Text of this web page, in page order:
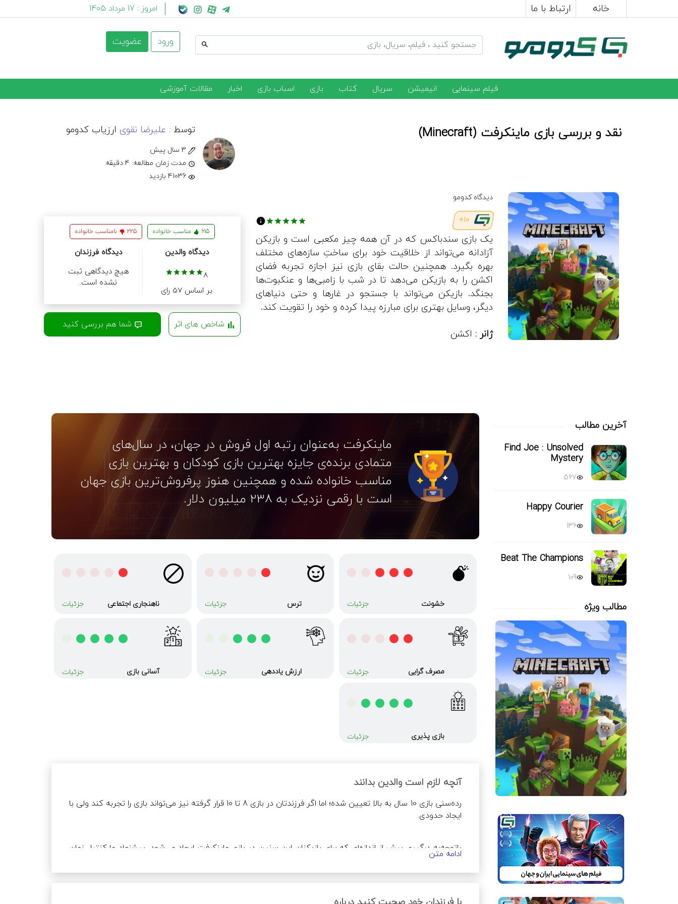
خانه ارتباط با ما امروز : 17 مرداد 1405
ورود عضویت
فیلم سینمایی انیمیشن سریال کتاب بازی اسباب بازی اخبار مقالات آموزشی
نقد و بررسی بازی ماینکرفت (Minecraft) توسط : علیرضا نقوی ارزیاب کدومو
مدت زمان مطالعه: 4 دقیقه
دیدگاه کدومو
10+
یک بازی سندباکس که در آن همه چیز مکعبی است و بازیکن
آزادانه می‌تواند از خلاقیت خود برای ساختِ سازه‌های مختلف
بهره بگیرد. همچنین حالت بقای بازی نیز اجازه تجربه فضای
اکشن را به بازیکن می‌دهد تا در شب با زامبی‌ها و عنکبوت‌ها
بجنگد. بازیکن می‌تواند با جستجو در غارها و حتی دنیاهای
دیگر، وسایل بهتری برای مبارزه پیدا کرده و خود را تقویت کند.
ژانر : اکشن
615 مناسب خانواده 225 نامناسب خانواده
دیدگاه والدین
8
بر اساس 57 رای
دیدگاه فرزندان
هیچ دیدگاهی ثبت
نشده است.
شاخص های اثر شما هم بررسی کنید
آخرین مطالب
Find Joe : Unsolved
Mystery
567
Happy Courier
136
Beat The Champions
109
مطالب ویژه
ماینکرفت به‌عنوان رتبه اول فروش در جهان، در سال‌های
متمادی برنده‌ی جایزه بهترین بازی کودکان و بهترین بازی
مناسب خانواده شده و همچنین هنوز پرفروش‌ترین بازی جهان
است با رقمی نزدیک به 238 میلیون دلار.
خشونت جزئیات ترس جزئیات ناهنجاری‌ اجتماعی جزئیات
مصرف گرایی جزئیات ارزش یاددهی جزئیات آسانی بازی جزئیات
بازی پذیری جزئیات
آنچه لازم است والدین بدانند
ایجاد حدودی.
عهده خودش بگذارید. ممکن است کودکان در این بازه سنی، کمی نیاز به یادآوری والد برای کنترل زمان داشته باشند.
ادامه متن